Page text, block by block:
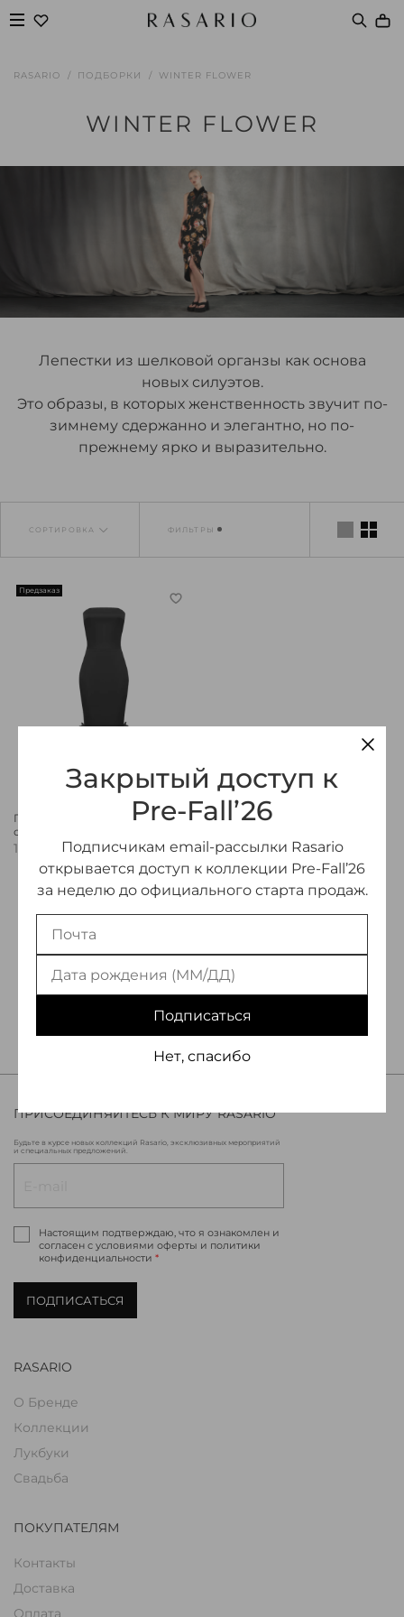
RASARIO ПОДБОРКИ WINTER FLOWER
WINTER FLOWER
Лепестки из шелковой органзы как основа
новых силуэтов.
Это образы, в которых женственность звучит по-
зимнему сдержанно и элегантно, но по-
прежнему ярко и выразительно.
СОРТИРОВКА ФИЛЬТРЫ
Предзаказ
Платье миди из сатина с
отделкой из цветов
170 000 ₽
RASARIO
О Бренде
Коллекции
Лукбуки
Свадьба
ПОКУПАТЕЛЯМ
Контакты
Доставка
Оплата
ПРИСОЕДИНЯЙТЕСЬ К МИРУ RASARIO
Будьте в курсе новых коллекций Rasario, эксклюзивных мероприятий
и специальных предложений.
Настоящим подтверждаю, что я ознакомлен и
согласен с условиями оферты и политики
конфиденциальности *
ПОДПИСАТЬСЯ
Закрытый доступ к
Pre-Fall’26
Подписчикам email-рассылки Rasario
открывается доступ к коллекции Pre-Fall’26
за неделю до официального старта продаж.
Подписаться
Нет, спасибо